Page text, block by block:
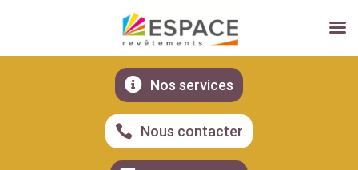
 Nos services
 Nous contacter